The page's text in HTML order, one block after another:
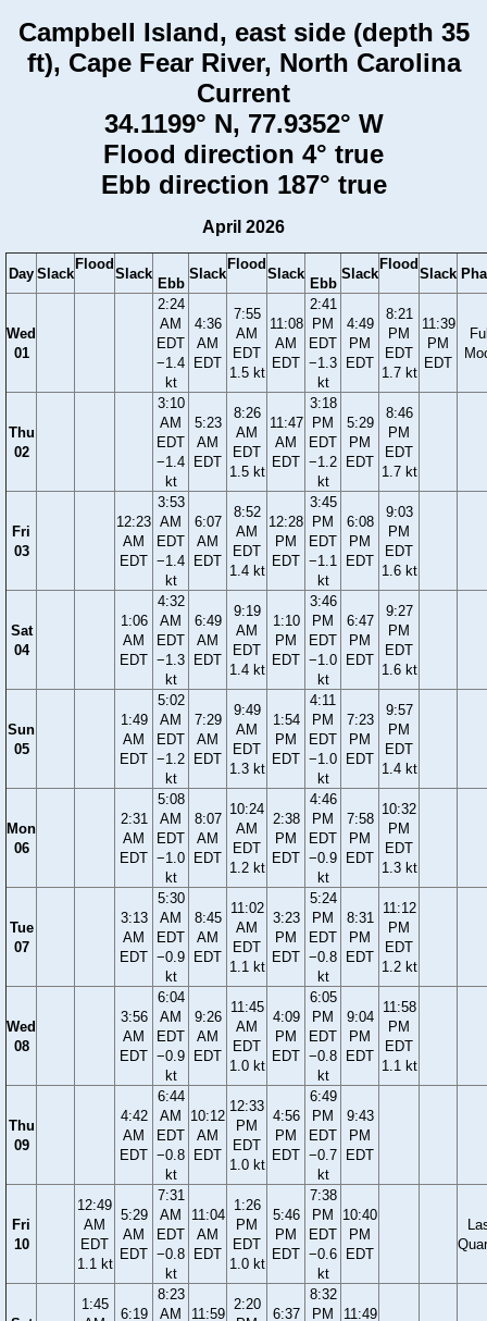
Campbell Island, east side (depth 35
ft), Cape Fear River, North Carolina
Current
34.1199° N, 77.9352° W
Flood direction 4° true
Ebb direction 187° true
April 2026
Day Slack
Flood
Slack
Ebb
Slack
Flood
Slack
Ebb
Slack
Flood
Slack
Wed
01
2:24
AM
EDT
−1.4
kt
4:36
AM
EDT
7:55
AM
EDT
1.5 kt
11:08
AM
EDT
2:41
PM
EDT
−1.3
kt
4:49
PM
EDT
8:21
PM
EDT
1.7 kt
11:39
PM
EDT
Thu
02
3:10
AM
EDT
−1.4
kt
5:23
AM
EDT
8:26
AM
EDT
1.5 kt
11:47
AM
EDT
3:18
PM
EDT
−1.2
kt
5:29
PM
EDT
8:46
PM
EDT
1.7 kt
Fri
03
12:23
AM
EDT
3:53
AM
EDT
−1.4
kt
6:07
AM
EDT
8:52
AM
EDT
1.4 kt
12:28
PM
EDT
3:45
PM
EDT
−1.1
kt
6:08
PM
EDT
9:03
PM
EDT
1.6 kt
Sat
04
1:06
AM
EDT
4:32
AM
EDT
−1.3
kt
6:49
AM
EDT
9:19
AM
EDT
1.4 kt
1:10
PM
EDT
3:46
PM
EDT
−1.0
kt
6:47
PM
EDT
9:27
PM
EDT
1.6 kt
Sun
05
1:49
AM
EDT
5:02
AM
EDT
−1.2
kt
7:29
AM
EDT
9:49
AM
EDT
1.3 kt
1:54
PM
EDT
4:11
PM
EDT
−1.0
kt
7:23
PM
EDT
9:57
PM
EDT
1.4 kt
Mon
06
2:31
AM
EDT
5:08
AM
EDT
−1.0
kt
8:07
AM
EDT
10:24
AM
EDT
1.2 kt
2:38
PM
EDT
4:46
PM
EDT
−0.9
kt
7:58
PM
EDT
10:32
PM
EDT
1.3 kt
Tue
07
3:13
AM
EDT
5:30
AM
EDT
−0.9
kt
8:45
AM
EDT
11:02
AM
EDT
1.1 kt
3:23
PM
EDT
5:24
PM
EDT
−0.8
kt
8:31
PM
EDT
11:12
PM
EDT
1.2 kt
Wed
08
3:56
AM
EDT
6:04
AM
EDT
−0.9
kt
9:26
AM
EDT
11:45
AM
EDT
1.0 kt
4:09
PM
EDT
6:05
PM
EDT
−0.8
kt
9:04
PM
EDT
11:58
PM
EDT
1.1 kt
Thu
09
4:42
AM
EDT
6:44
AM
EDT
−0.8
kt
10:12
AM
EDT
12:33
PM
EDT
1.0 kt
4:56
PM
EDT
6:49
PM
EDT
−0.7
kt
9:43
PM
EDT
Fri
10
12:49
AM
EDT
1.1 kt
5:29
AM
EDT
7:31
AM
EDT
−0.8
kt
11:04
AM
EDT
1:26
PM
EDT
1.0 kt
5:46
PM
EDT
7:38
PM
EDT
−0.6
kt
10:40
PM
EDT
1:45
6:19
8:23
AM
11:59
2:20
6:37
8:32
PM
11:49